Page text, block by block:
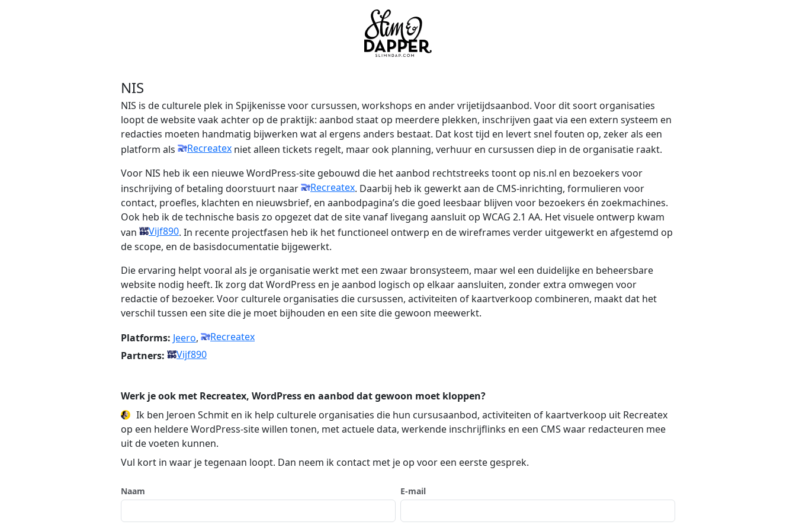
NIS
NIS is de culturele plek in Spijkenisse voor cursussen, workshops en ander vrijetijdsaanbod. Voor dit soort organisaties
loopt de website vaak achter op de praktijk: aanbod staat op meerdere plekken, inschrijven gaat via een extern systeem en
redacties moeten handmatig bijwerken wat al ergens anders bestaat. Dat kost tijd en levert snel fouten op, zeker als een
platform als
Recreatex niet alleen tickets regelt, maar ook planning, verhuur en cursussen diep in de organisatie raakt.
Voor NIS heb ik een nieuwe WordPress-site gebouwd die het aanbod rechtstreeks toont op nis.nl en bezoekers voor
inschrijving of betaling doorstuurt naar
Recreatex. Daarbij heb ik gewerkt aan de CMS-inrichting, formulieren voor
contact, proefles, klachten en nieuwsbrief, en aanbodpagina’s die goed leesbaar blijven voor bezoekers én zoekmachines.
Ook heb ik de technische basis zo opgezet dat de site vanaf livegang aansluit op WCAG 2.1 AA. Het visuele ontwerp kwam
van
Vijf890. In recente projectfasen heb ik het functioneel ontwerp en de wireframes verder uitgewerkt en afgestemd op
de scope, en de basisdocumentatie bijgewerkt.
Die ervaring helpt vooral als je organisatie werkt met een zwaar bronsysteem, maar wel een duidelijke en beheersbare
website nodig heeft. Ik zorg dat WordPress en je aanbod logisch op elkaar aansluiten, zonder extra omwegen voor
redactie of bezoeker. Voor culturele organisaties die cursussen, activiteiten of kaartverkoop combineren, maakt dat het
verschil tussen een site die je moet bijhouden en een site die gewoon meewerkt.
Platforms: Jeero,
Recreatex
Partners:
Vijf890
Werk je ook met Recreatex, WordPress en aanbod dat gewoon moet kloppen?
Ik ben Jeroen Schmit en ik help culturele organisaties die hun cursusaanbod, activiteiten of kaartverkoop uit Recreatex
op een heldere WordPress-site willen tonen, met actuele data, werkende inschrijflinks en een CMS waar redacteuren mee
uit de voeten kunnen.
Vul kort in waar je tegenaan loopt. Dan neem ik contact met je op voor een eerste gesprek.
Naam E-mail